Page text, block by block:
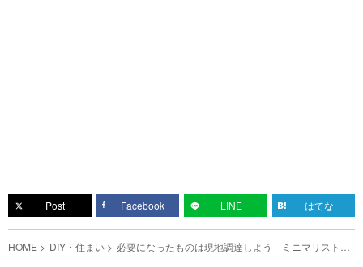
Post Facebook LINE はてな
HOME DIY・住まい 必要になったものは現地調達しよう ミニマリストの
パッキング動画が、参考になる